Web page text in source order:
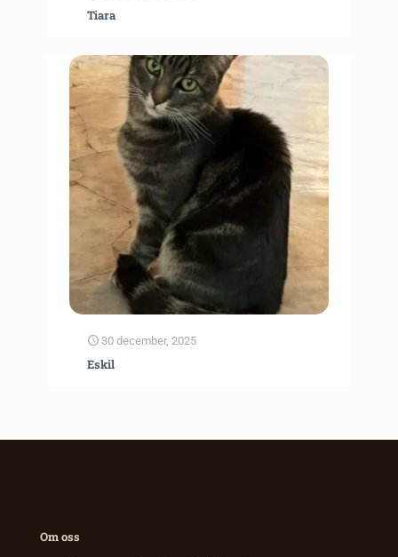
Tiara
30 december, 2025
Eskil
Om oss